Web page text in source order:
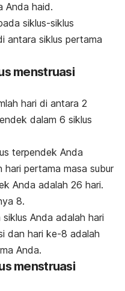
Anda haid.
siklus-siklus
antara siklus pertama
menstruasi
hari di antara 2
dalam 6 siklus
terpendek Anda
pertama masa subur
Anda adalah 26 hari.
8.
Anda adalah hari
dan hari ke-8 adalah
Anda.
menstruasi